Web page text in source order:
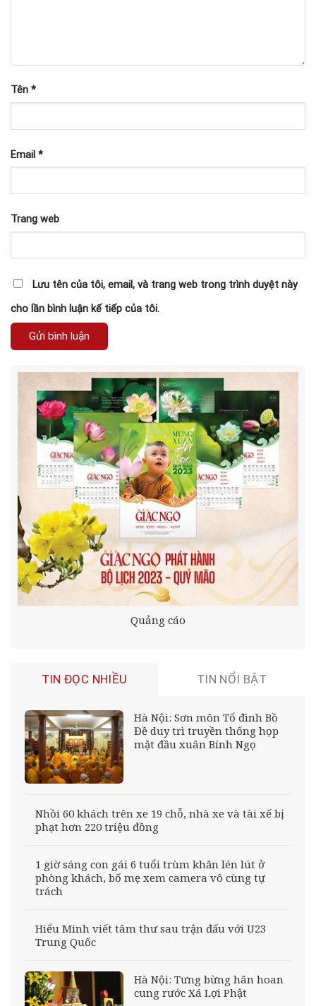
Tên *
Email *
Trang web
Lưu tên của tôi, email, và trang web trong trình duyệt này
cho lần bình luận kế tiếp của tôi.
Quảng cáo
TIN ĐỌC NHIỀU TIN NỔI BẬT
Hà Nội: Sơn môn Tổ đình Bồ
Đề duy trì truyền thống họp
mặt đầu xuân Bính Ngọ
Nhồi 60 khách trên xe 19 chỗ, nhà xe và tài xế bị
phạt hơn 220 triệu đồng
1 giờ sáng con gái 6 tuổi trùm khăn lén lút ở
phòng khách, bố mẹ xem camera vô cùng tự
trách
Hiểu Minh viết tâm thư sau trận đấu với U23
Trung Quốc
Hà Nội: Tưng bừng hân hoan
cung rước Xá Lợi Phật